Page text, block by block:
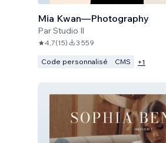
Mia Kwan—Photography
ParStudio Il
4,7(15) 3 559
Code personnalisé CMS +1